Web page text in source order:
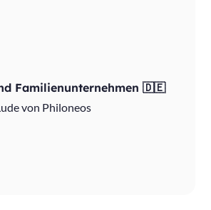
Familienunternehmen 🇩🇪
von Philoneos